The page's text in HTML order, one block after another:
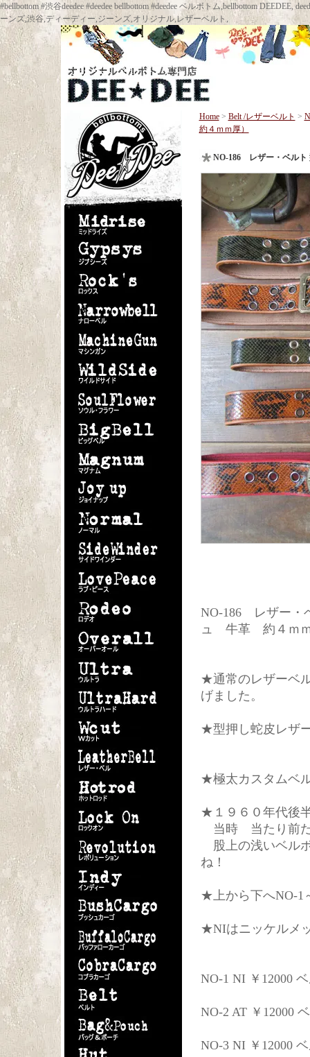
#bellbottom #渋谷deedee #deedee bellbottom #deedee ベルボトム,bellbottom
ーンズ,渋谷,ディーディー,ジーンズ,オリジナル,レザーベルト,
Home> Belt /レザーベルト >
約４ｍｍ厚）
NO-186 レザー・ベル
NO-186 レザー・
ュ 牛革 約４ｍｍ
★通常のレザーベ
げました。
★型押し蛇皮レザ
★極太カスタムベ
★１９６０年代後
当時 当たり前
股上の浅いベル
ね！
★上から下へNO-1
★NIはニッケルメ
NO-1 NI ￥12000
NO-2 AT ￥12000
NO-3 NI ￥12000